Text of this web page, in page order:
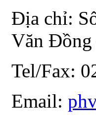
Địa chỉ:
Văn
Tel/Fax:
Email: